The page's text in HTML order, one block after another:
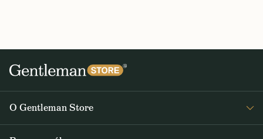
O Gentleman Store